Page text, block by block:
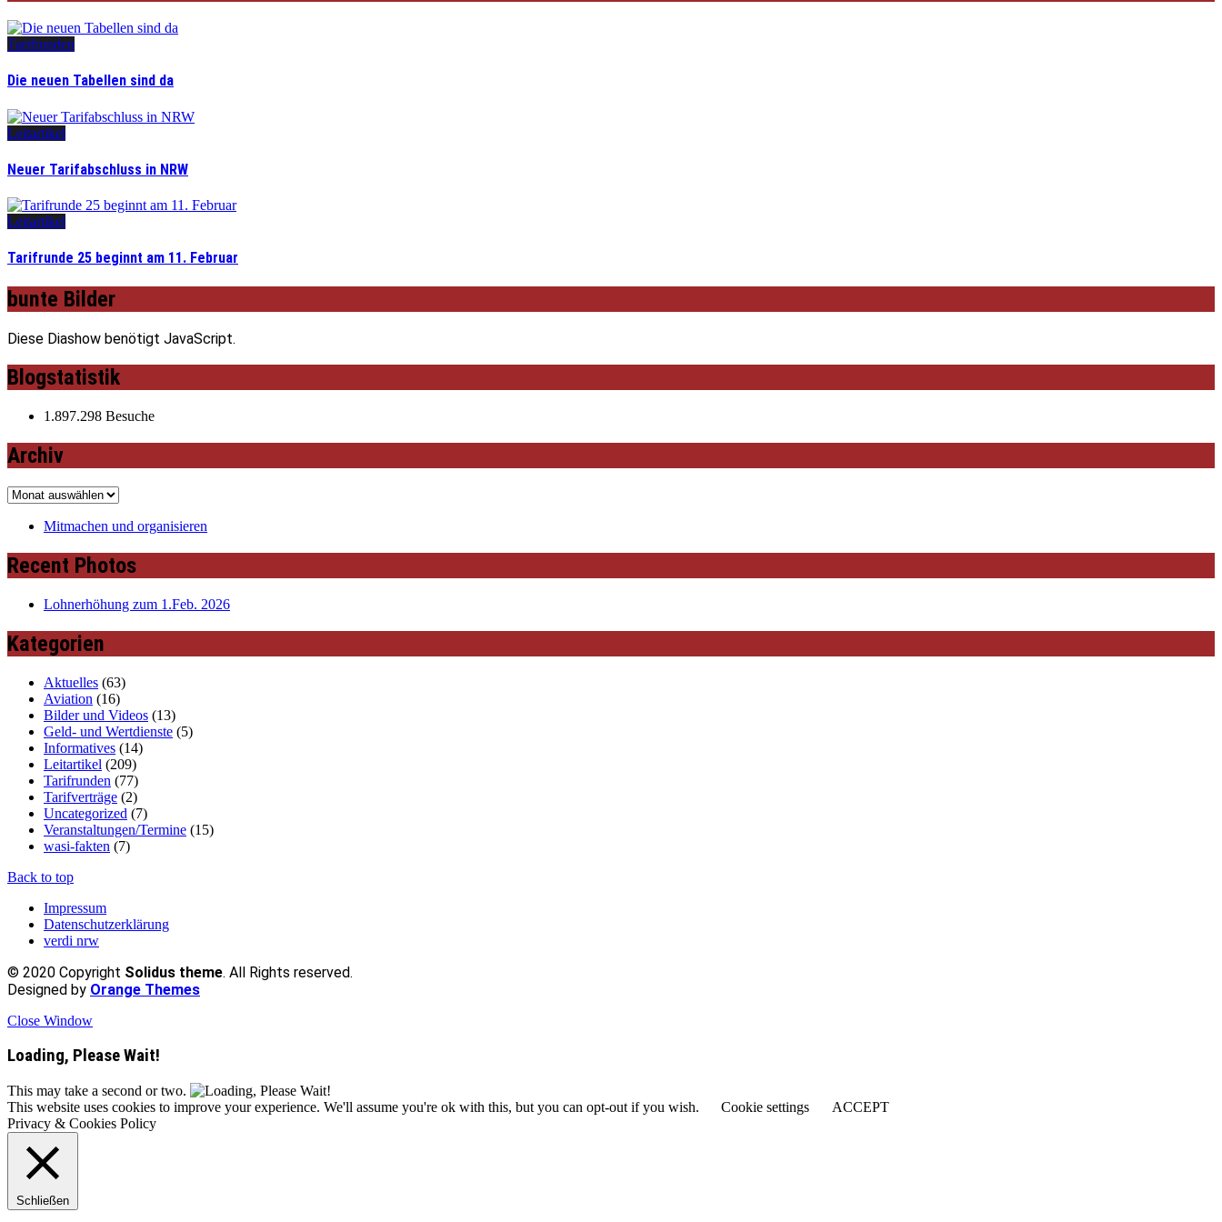
Tarifrunden
Die neuen Tabellen sind da
Leitartikel
Neuer Tarifabschluss in NRW
Leitartikel
Tarifrunde 25 beginnt am 11. Februar
bunte Bilder
Diese Diashow benötigt JavaScript.
Blogstatistik
1.897.298 Besuche
Archiv
Archiv
Mitmachen und organisieren
Recent Photos
Lohnerhöhung zum 1.Feb. 2026
Kategorien
Aktuelles (63)
Aviation (16)
Bilder und Videos (13)
Geld- und Wertdienste (5)
Informatives (14)
Leitartikel (209)
Tarifrunden (77)
Tarifverträge (2)
Uncategorized (7)
Veranstaltungen/Termine (15)
wasi-fakten (7)
Back to top
Impressum
Datenschutzerklärung
verdi nrw
© 2020 Copyright Solidus theme. All Rights reserved.
Designed by Orange Themes
Close Window
Loading, Please Wait!
This may take a second or two.
This website uses cookies to improve your experience. We'll assume you're ok with this, but you can opt-out if you wish.
Cookie settings
ACCEPT
Privacy & Cookies Policy
Schließen